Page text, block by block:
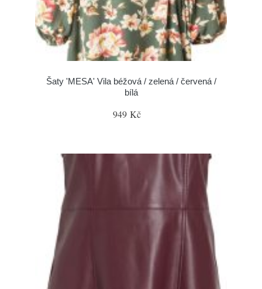
Šaty 'MESA' Vila béžová / zelená / červená /
bílá
949 Kč